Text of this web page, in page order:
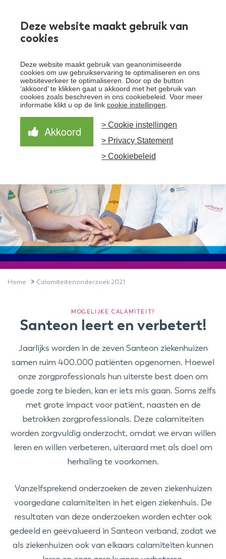
Deze website maakt gebruik van
cookies
Deze website maakt gebruik van geanonimiseerde
cookies om uw gebruikservaring te optimaliseren en ons
websiteverkeer te optimaliseren. Door op de button
‘akkoord’ te klikken gaat u akkoord met het gebruik van
cookies zoals beschreven in ons cookiebeleid. Voor meer
informatie klikt u op de link cookie instellingen
Akkoord
> Cookie instellingen
> Privacy Statement
> Cookiebeleid
Over Santeon
Waardegedreven zorg
aanpak
Samen Beter
Nieuws
Schrijf je in voor de nieuwsbrief
Schrijf je in voor onze nieuwsbrief en ontvang het
laatste nieuws!
Aanmelden nieuwsbrief
Home > Calamiteitenonderzoek 2021
MOGELIJKE CALAMITEIT?
Santeon leert en verbetert!
Jaarlijks worden in de zeven Santeon ziekenhuizen
samen ruim 400.000 patiënten opgenomen. Hoewel
onze zorgprofessionals hun uiterste best doen om
goede zorg te bieden, kan er iets mis gaan. Soms zelfs
met grote impact voor patiënt, naasten en de
betrokken zorgprofessionals. Deze calamiteiten
worden zorgvuldig onderzocht, omdat we ervan willen
leren en willen verbeteren, uiteraard met als doel om
herhaling te voorkomen.
Vanzelfsprekend onderzoeken de zeven ziekenhuizen
voorgedane calamiteiten in het eigen ziekenhuis. De
resultaten van deze onderzoeken worden echter ook
gedeeld en geëvalueerd in Santeon verband, zodat we
als ziekenhuizen ook van elkaars calamiteiten kunnen